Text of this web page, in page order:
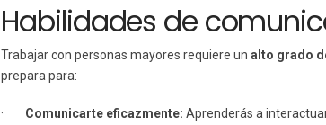
Habilidades de
Trabajar con personas mayores requiere un alto grado
prepara para:
· Comunicarte eficazmente: Aprenderás a